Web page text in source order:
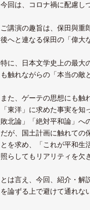
今回は、コロナ禍に配慮し
ご講演の趣旨は、保田與重
後へと連なる保田の「偉大
特に、日本文学史上の最大
も触れながらの「本当の敵
また、ゲーテの思想にも触
「東洋」に求めた事実を
敗北論」「絶対平和論」へ
だが、国土計画に触れての
とを求め、「これが平和生
照らしてもリアリティを欠
とは言え、今回、紹介・解
を論ずる上で避けて通れな